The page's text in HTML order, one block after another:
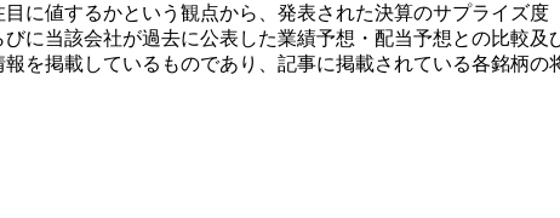
に値するかという観点から、発表された決算のサプライズ
に当該会社が過去に公表した業績予想・配当予想との比較
を掲載しているものであり、記事に掲載されている各銘柄